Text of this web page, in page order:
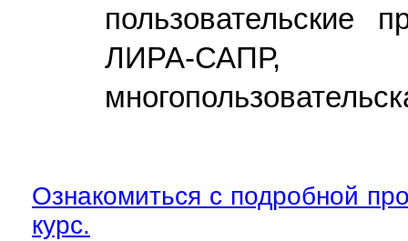
ЛИРА-САПР,
Ознакомиться с подробной
курс.